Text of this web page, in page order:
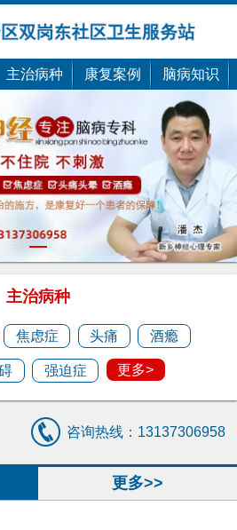
主治病种 康复案例 脑病知识
1
主治病种
焦虑症 头痛 酒瘾
强迫症 更多>
咨询热线：13137306958
更多>>
乡潘剑中医......
生